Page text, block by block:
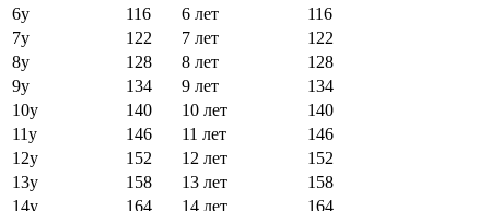
6y
116 6 лет
116
7y
122 7 лет
122
8y
128 8 лет
128
9y
134 9 лет
134
10y
140 10 лет
140
11y
146 11 лет
146
12y
152 12 лет
152
13y
158 13 лет
158
14y
164 14 лет
164